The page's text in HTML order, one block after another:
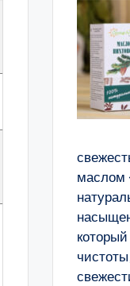
маслом